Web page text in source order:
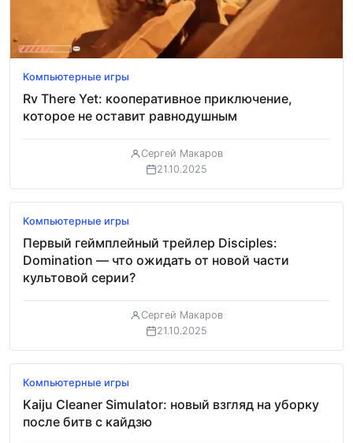
Компьютерные игры
Rv There Yet: кооперативное приключение,
которое не оставит равнодушным
Сергей Макаров
21.10.2025
Обзор
Компьютерные игры
Первый геймплейный трейлер Disciples:
Domination — что ожидать от новой части
культовой серии?
Сергей Макаров
21.10.2025
Обзор
Компьютерные игры
Kaiju Cleaner Simulator: новый взгляд на уборку
после битв с кайдзю